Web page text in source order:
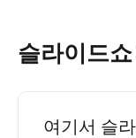
슬라이드
여기서 슬